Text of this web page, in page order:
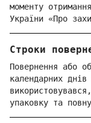
моменту
України «Про
Строки
Повернення або
календарних
упаковку та